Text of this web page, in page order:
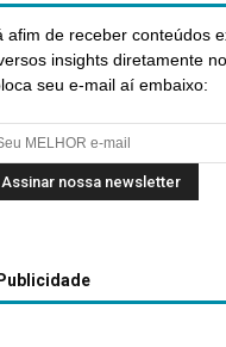
afim de receber conteúdos
insights diretamente
seu e-mail aí embaixo:
Publicidade